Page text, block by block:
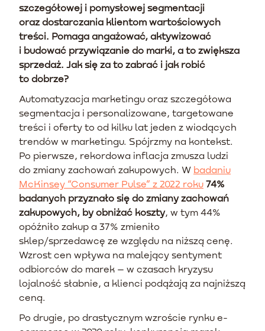
szczegółowej i pomysłowej segmentacji
oraz dostarczania klientom wartościowych
treści. Pomaga angażować, aktywizować
i budować przywiązanie do marki, a to zwiększa
sprzedaż. Jak się za to zabrać i jak robić
to dobrze?
Automatyzacja marketingu oraz szczegółowa
segmentacja i personalizowane, targetowane
treści i oferty to od kilku lat jeden z wiodących
trendów w marketingu. Spójrzmy na kontekst.
Po pierwsze, rekordowa inflacja zmusza ludzi
do zmiany zachowań zakupowych. W badaniu
McKinsey “Consumer Pulse” z 2022 roku 74%
badanych przyznało się do zmiany zachowań
zakupowych, by obniżać koszty, w tym 44%
opóźniło zakup a 37% zmieniło
sklep/sprzedawcę ze względu na niższą cenę.
Wzrost cen wpływa na malejący sentyment
odbiorców do marek – w czasach kryzysu
lojalność słabnie, a klienci podążają za najniższą
ceną.
Po drugie, po drastycznym wzroście rynku e-